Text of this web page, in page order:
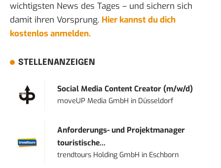
wichtigsten News des Tages – und sichern sich
damit ihren Vorsprung. Hier kannst du dich
kostenlos anmelden.
STELLENANZEIGEN
Social Media Content Creator (m/w/d)
moveUP Media GmbH in Düsseldorf
Anforderungs- und Projektmanager
touristische...
trendtours Holding GmbH in Eschborn